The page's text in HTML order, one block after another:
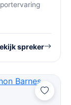
spreker